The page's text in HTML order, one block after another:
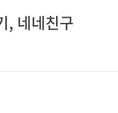
, 네네친구